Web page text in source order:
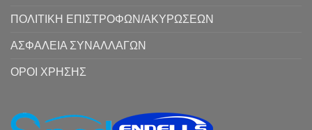
ΠΟΛΙΤΙΚΗ ΕΠΙΣΤΡΟΦΩΝ/ΑΚΥΡΩΣΕΩΝ
ΑΣΦΑΛΕΙΑ ΣΥΝΑΛΛΑΓΩΝ
ΟΡΟΙ ΧΡΗΣΗΣ